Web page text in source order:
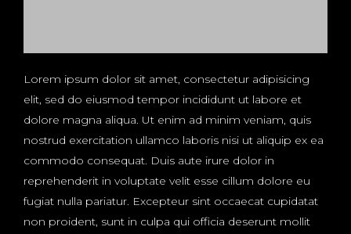
Lorem ipsum dolor sit amet, consectetur adipisicing
elit, sed do eiusmod tempor incididunt ut labore et
dolore magna aliqua. Ut enim ad minim veniam, quis
nostrud exercitation ullamco laboris nisi ut aliquip ex ea
commodo consequat. Duis aute irure dolor in
reprehenderit in voluptate velit esse cillum dolore eu
fugiat nulla pariatur. Excepteur sint occaecat cupidatat
non proident, sunt in culpa qui officia deserunt mollit